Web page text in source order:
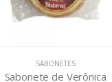
SABONETES
Sabonete de Argila Branca